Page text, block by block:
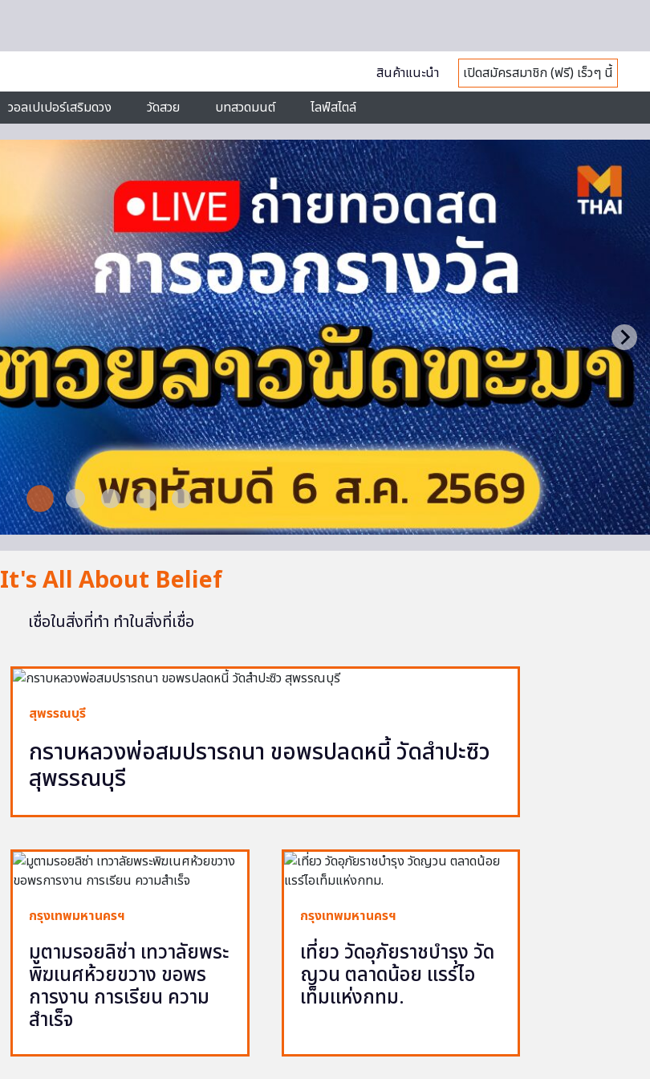
สินค้าแนะนำ
เปิดสมัครสมาชิก (ฟรี) เร็วๆ นี้
วอลเปเปอร์เสริมดวง วัดสวย บทสวดมนต์ ไลฟ์สไตล์
It's All About Belief
เชื่อในสิ่งที่ทำ ทำในสิ่งที่เชื่อ
สุพรรณบุรี
กราบหลวงพ่อสมปรารถนา ขอพรปลดหนี้ วัดสำปะซิว
สุพรรณบุรี
กรุงเทพมหานครฯ
มูตามรอยลิซ่า เทวาลัยพระ
พิฆเนศห้วยขวาง ขอพร
การงาน การเรียน ความ
สำเร็จ
กรุงเทพมหานครฯ
เที่ยว วัดอุภัยราชบำรุง วัด
ญวน ตลาดน้อย แรร์ไอ
เท็มแห่งกทม.